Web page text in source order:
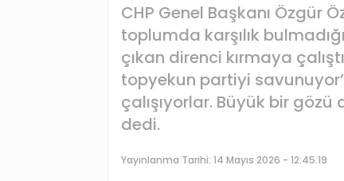
CHP Genel Başkanı Özgür
toplumda karşılık
çıkan direnci kırmaya
topyekun partiyi
çalışıyorlar. Büyük bir
dedi.
Yayınlanma Tarihi: 14 Mayıs 2026 - 12:45:19